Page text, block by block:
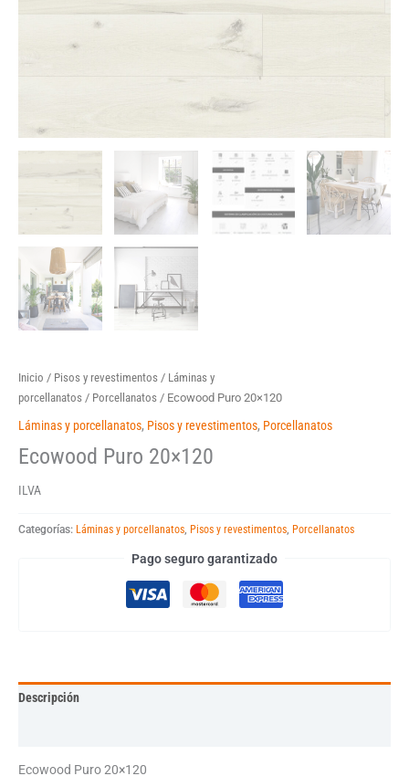
Inicio / Pisos y revestimentos / Láminas y
porcellanatos / Porcellanatos / Ecowood Puro 20×120
Láminas y porcellanatos, Pisos y revestimentos, Porcellanatos
Ecowood Puro 20×120
ILVA
Categorías: Láminas y porcellanatos, Pisos y revestimentos, Porcellanatos
Pago seguro garantizado
Descripción
Ecowood Puro 20×120